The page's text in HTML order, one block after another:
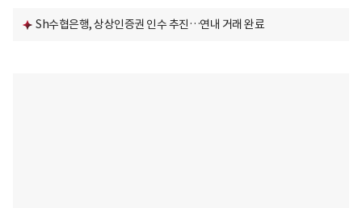
Sh수협은행, 상상인증권 인수 추진…연내 거래 완료